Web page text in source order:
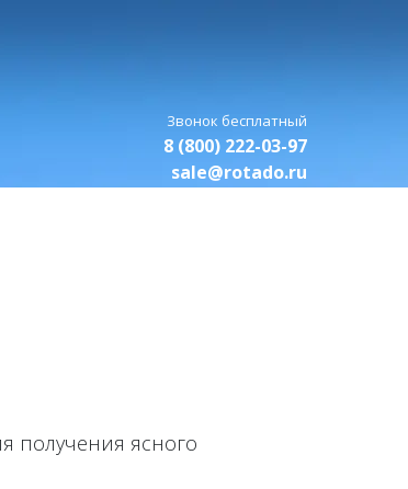
8 (800) 222-03-97
sale@rotado.ru
получения ясного